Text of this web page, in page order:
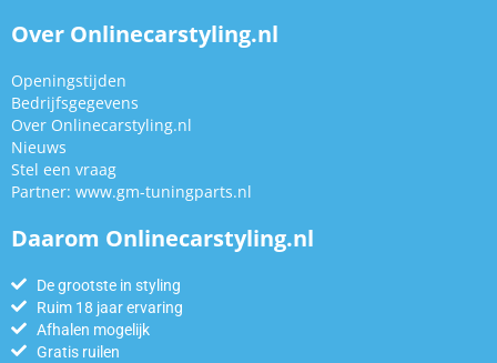
Over Onlinecarstyling.nl
Openingstijden
Bedrijfsgegevens
Over Onlinecarstyling.nl
Nieuws
Stel een vraag
Partner: www.gm-tuningparts.nl
Daarom Onlinecarstyling.nl
De grootste in styling
Ruim 18 jaar ervaring
Afhalen mogelijk
Gratis ruilen